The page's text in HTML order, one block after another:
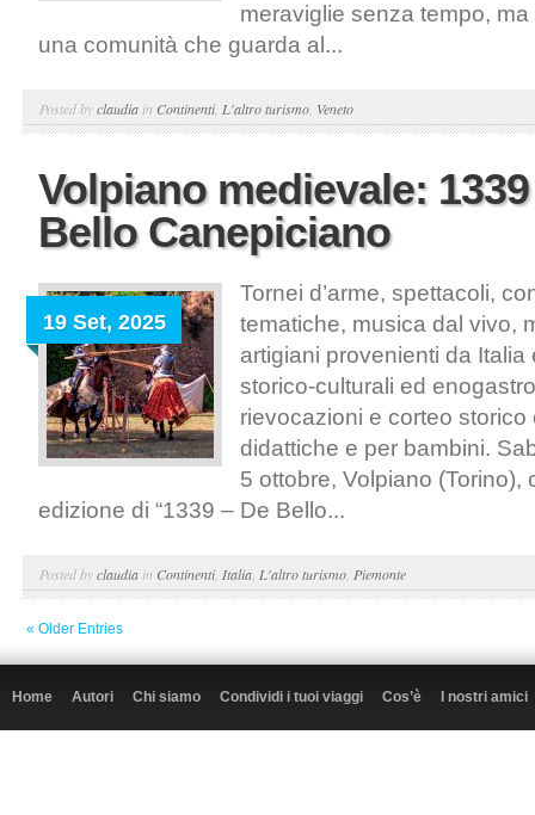
meraviglie senza tempo,
una comunità che guarda al...
Posted byclaudia in Continenti, L'altro turismo Veneto
Volpiano medievale:
Bello Canepiciano
19 Set, 2025
Tornei d’arme, spettacoli,
tematiche, musica dal vivo,
artigiani provenienti da Italia
storico-culturali ed
rievocazioni e corteo storico
didattiche e per bambini.
5 ottobre, Volpiano (Torino),
edizione di “1339 – De Bello...
Posted byclaudia in Continenti, Italia L'altro turismo Piemonte
« Older Entries
Home Autori Chi siamo Condividi i tuoi viaggi Cos’è I nostri amici